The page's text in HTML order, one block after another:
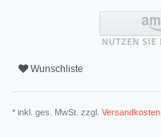
Wunschliste
* inkl. ges. MwSt. zzgl. Versandkosten